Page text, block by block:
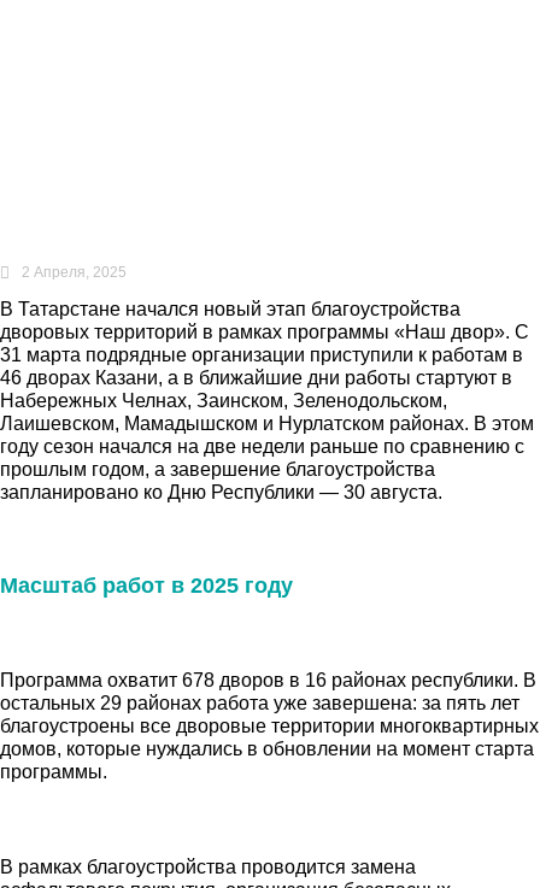
2 Апреля, 2025
В Татарстане начался новый этап благоустройства
дворовых территорий в рамках программы «Наш двор». С
31 марта подрядные организации приступили к работам в
46 дворах Казани, а в ближайшие дни работы стартуют в
Набережных Челнах, Заинском, Зеленодольском,
Лаишевском, Мамадышском и Нурлатском районах. В этом
году сезон начался на две недели раньше по сравнению с
прошлым годом, а завершение благоустройства
запланировано ко Дню Республики — 30 августа.
Масштаб работ в 2025 году
Программа охватит 678 дворов в 16 районах республики. В
остальных 29 районах работа уже завершена: за пять лет
благоустроены все дворовые территории многоквартирных
домов, которые нуждались в обновлении на момент старта
программы.
В рамках благоустройства проводится замена